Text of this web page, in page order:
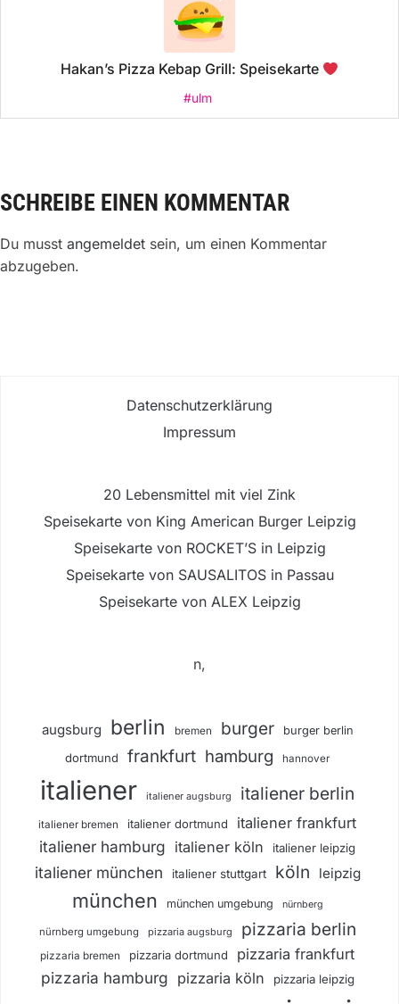
Hakan’s Pizza Kebap Grill: Speisekarte
#ulm
SCHREIBE EINEN KOMMENTAR
Du musst angemeldet sein, um einen Kommentar
abzugeben.
Datenschutzerklärung
Impressum
20 Lebensmittel mit viel Zink
Speisekarte von King American Burger Leipzig
Speisekarte von ROCKET’S in Leipzig
Speisekarte von SAUSALITOS in Passau
Speisekarte von ALEX Leipzig
n,
augsburg berlin bremen burger burger berlin
dortmund frankfurt hamburg hannover
italiener italiener augsburg italiener berlin
italiener bremen italiener dortmund italiener frankfurt
italiener hamburg italiener köln italiener leipzig
italiener münchen italiener stuttgart köln leipzig
münchen münchen umgebung nürnberg
nürnberg umgebung pizzaria augsburg pizzaria berlin
pizzaria bremen pizzaria dortmund pizzaria frankfurt
pizzaria hamburg pizzaria köln pizzaria leipzig